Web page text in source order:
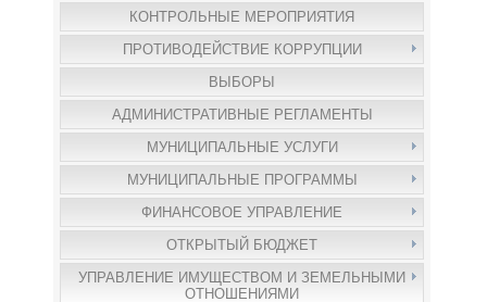
КОНТРОЛЬНЫЕ МЕРОПРИЯТИЯ
ПРОТИВОДЕЙСТВИЕ КОРРУПЦИИ
ВЫБОРЫ
АДМИНИСТРАТИВНЫЕ РЕГЛАМЕНТЫ
МУНИЦИПАЛЬНЫЕ УСЛУГИ
МУНИЦИПАЛЬНЫЕ ПРОГРАММЫ
ФИНАНСОВОЕ УПРАВЛЕНИЕ
ОТКРЫТЫЙ БЮДЖЕТ
УПРАВЛЕНИЕ ИМУЩЕСТВОМ И ЗЕМЕЛЬНЫМИ
ОТНОШЕНИЯМИ